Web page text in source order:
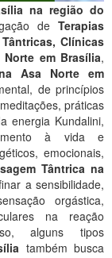
na região do
de Terapias
Clínicas
em Brasília,
Asa Norte em
de princípios
práticas
energia Kundalini,
à vida e
emocionais,
Tântrica na
a sensibilidade,
orgástica,
na reação
alguns tipos
também busca